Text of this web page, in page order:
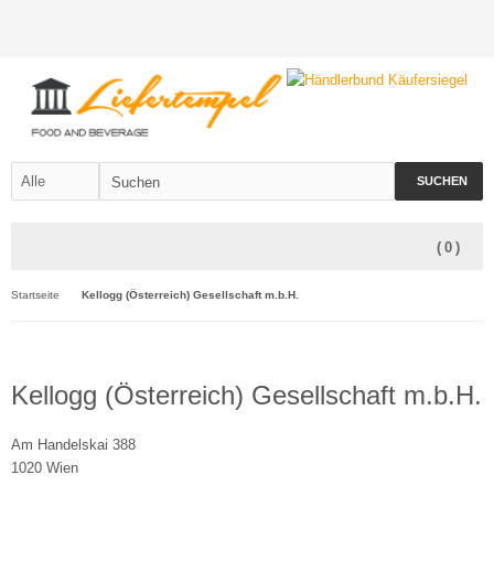
SUCHEN
( 0 )
Startseite Kellogg (Österreich) Gesellschaft m.b.H.
Kellogg (Österreich) Gesellschaft m.b.H.
Am Handelskai 388
1020 Wien